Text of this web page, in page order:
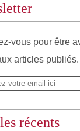
vous pour être
articles publiés.
récents